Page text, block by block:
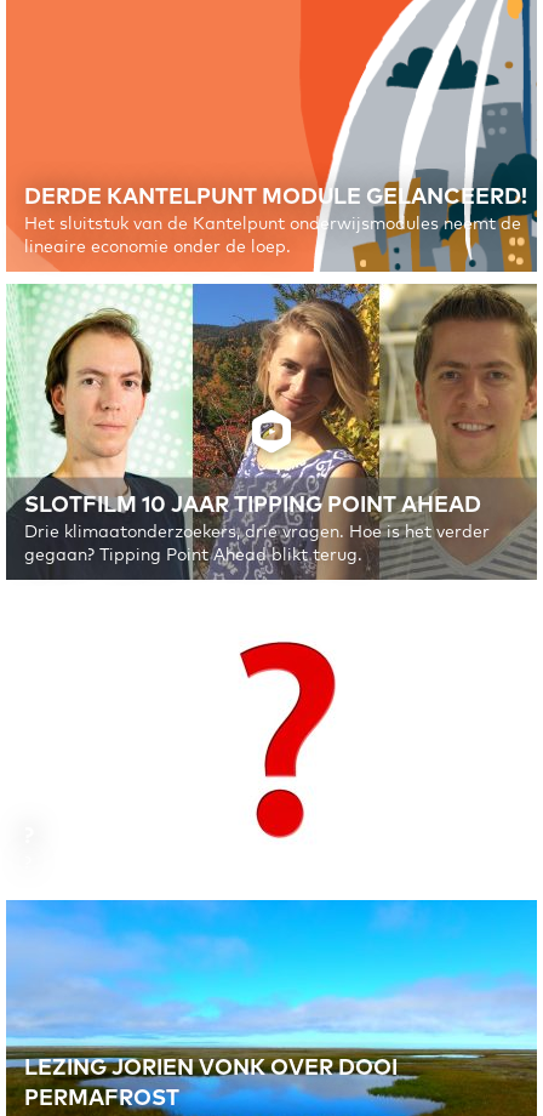
HOEVEEL METHAAN KAN DE AARDE AAN?
Micro-organismen in meren en moerassen produceren het
krachtige broeikasgas methaan. Door het ontdooien van
permafrost kan dit proces steeds meer gaan versnellen.
Natuurwetenschappen, afgestudeerd in 2015
TIPPING POINT AHEAD IN DE KLAS
Bij Tipping Point Ahead horen lesmodules. Zo kunnen leerlingen
kennismaken met klimaatonderzoek, en er zelf mee aan de slag.
DERDE KANTELPUNT MODULE GELANCEERD!
Het sluitstuk van de Kantelpunt onderwijsmodules neemt de
lineaire economie onder de loep.
SLOTFILM 10 JAAR TIPPING POINT AHEAD
Drie klimaatonderzoekers, drie vragen. Hoe is het verder
gegaan? Tipping Point Ahead blikt terug.
LEZING JORIEN VONK OVER DOOI
PERMAFROST